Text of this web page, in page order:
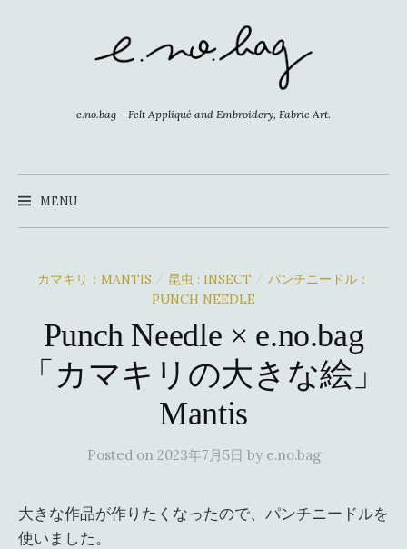
ッ
プ
e.no.bag – Felt Appliqué and Embroidery, Fabric Art.
MENU
カマキリ：MANTIS / 昆虫 : INSECT / パンチニードル：
PUNCH NEEDLE
Punch Needle × e.no.bag
「カマキリの大きな絵」
Mantis
Posted on 2023年7月5日 by e.no.bag
大きな作品が作りたくなったので、パンチニードルを
使いました。